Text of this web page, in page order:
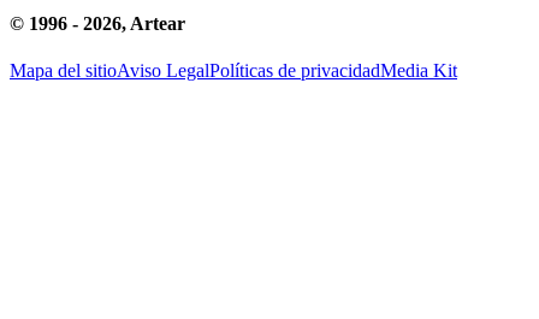
© 1996 - 2026, Artear
Mapa del sitioAviso LegalPolíticas de privacidadMedia Kit